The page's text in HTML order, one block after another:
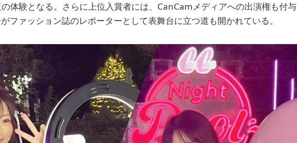
体験となる。さらに上位入賞者には、CanCamメディアへの出演権も付与
ファッション誌のレポーターとして表舞台に立つ道も開かれている。